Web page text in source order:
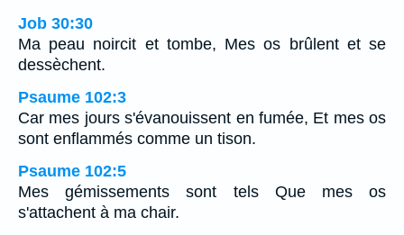
Job 30:30
Ma peau noircit et tombe, Mes os brûlent et se
dessèchent.
Psaume 102:3
Car mes jours s'évanouissent en fumée, Et mes os
sont enflammés comme un tison.
Psaume 102:5
Mes gémissements sont tels Que mes os
s'attachent à ma chair.